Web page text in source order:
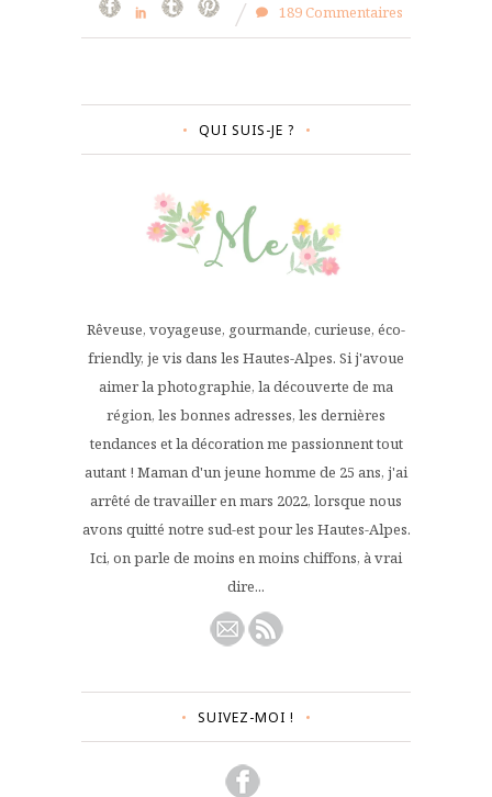
189 Commentaires
QUI SUIS-JE ?
Rêveuse, voyageuse, gourmande, curieuse, éco-
friendly, je vis dans les Hautes-Alpes. Si j'avoue
aimer la photographie, la découverte de ma
région, les bonnes adresses, les dernières
tendances et la décoration me passionnent tout
autant ! Maman d'un jeune homme de 25 ans, j'ai
arrêté de travailler en mars 2022, lorsque nous
avons quitté notre sud-est pour les Hautes-Alpes.
Ici, on parle de moins en moins chiffons, à vrai
dire...
SUIVEZ-MOI !